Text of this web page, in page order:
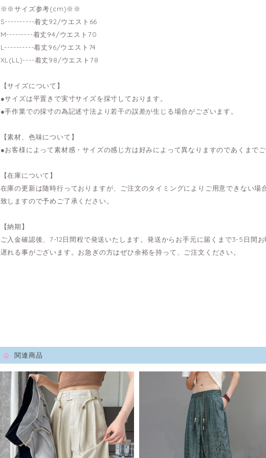
※※サイズ参考(cm)※※
S----------着丈92/ウエスト66
M---------着丈94/ウエスト70
L----------着丈96/ウエスト74
XL(LL)----着丈98/ウエスト78
【サイズについて】
●サイズは平置きで実寸サイズを採寸しております。
●手作業での採寸の為記述寸法より若干の誤差が生じる場合がございます。
【素材、色味について】
●お客様によって素材感・サイズの感じ方は好みによって異なりますのであくまで
【在庫について】
在庫の更新は随時行っておりますが、ご注文のタイミングによりご用意できない場
致しますので予めご了承ください。
【納期】
ご入金確認後、7-12日間程で発送いたします。発送からお手元に届くまで3-5日間
遅れる事がございます。お急ぎの方はぜひ余裕を持って、ご注文ください。
関連商品